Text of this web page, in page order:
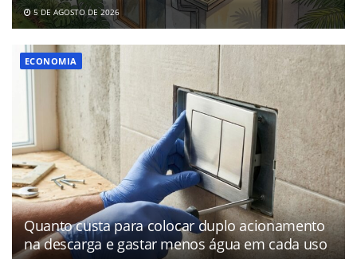
5 DE AGOSTO DE 2026
ECONOMIA
Quanto custa para colocar duplo acionamento
na descarga e gastar menos água em cada uso